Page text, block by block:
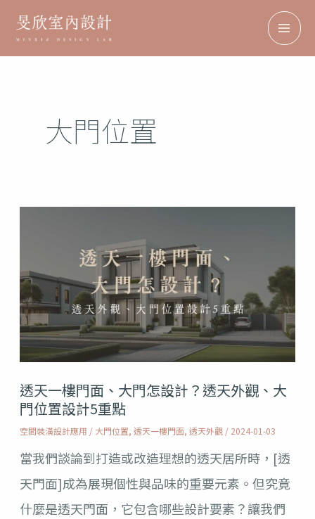
主
大門位置
透天一樓門面、大門怎設計？透天外觀、大
門位置設計5重點
空間裝潢設計應用 / 大門位置, 透天一樓門面, 透天外觀 / 2024-01-03
當我們談論到打造或改造理想的透天居所時，[透
天門面]成為展現個性與品味的重要元素。但究竟
什麼是透天門面，它包含哪些設計要素？讓我們
一
樓
門
面、
門
怎
搜
尋